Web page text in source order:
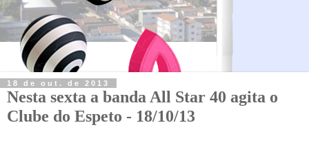
18 de out. de 2013
Nesta sexta a banda All Star 40 agita o
Clube do Espeto - 18/10/13